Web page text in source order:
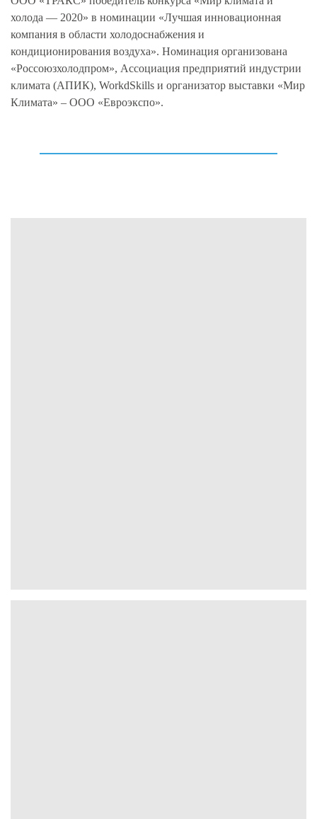
холода — 2020» в номинации «Лучшая инновационная
компания в области холодоснабжения и
кондиционирования воздуха». Номинация организована
«Россоюзхолодпром», Ассоциация предприятий индустрии
климата (АПИК), WorkdSkills и организатор выставки «Мир
Климата» – ООО «Евроэкспо».